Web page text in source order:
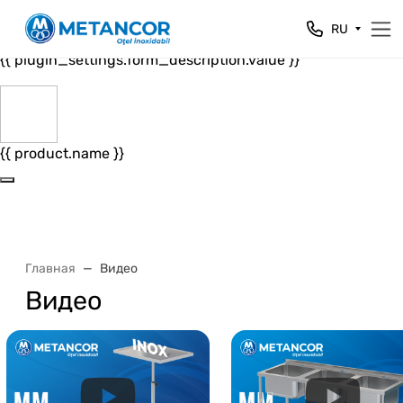
Close
{{ plugin_settings.form_header.value }}
{{ plugin_settings.form_description.value }}
{{ product.name }}
RU
Главная Видео
Видео